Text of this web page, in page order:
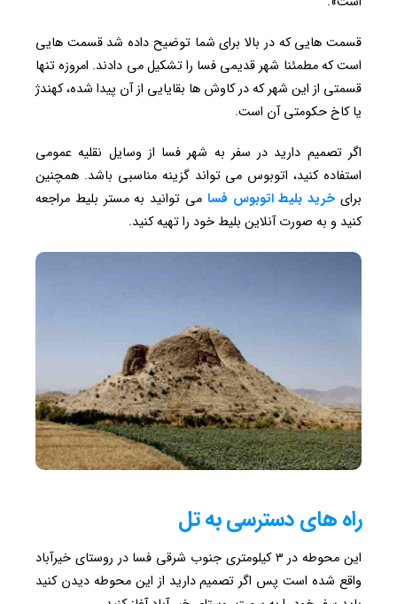
قسمت هایی که در بالا برای شما توضیح داده شد قسمت هایی
است که مطمئنا شهر قدیمی فسا را تشکیل می دادند. امروزه تنها
قسمتی از این شهر که در کاوش ها بقایایی از آن پیدا شده، کهندژ
یا کاخ حکومتی آن است.
اگر تصمیم دارید در سفر به شهر فسا از وسایل نقلیه عمومی
استفاده کنید، اتوبوس می تواند گزینه مناسبی باشد. همچنین
برای خرید بلیط اتوبوس فسا می توانید به مستر بلیط مراجعه
کنید و به صورت آنلاین بلیط خود را تهیه کنید.
راه های دسترسی به تل
این محوطه در ۳ کیلومتری جنوب شرقی فسا در روستای خیرآباد
واقع شده است پس اگر تصمیم دارید از این محوطه دیدن کنید